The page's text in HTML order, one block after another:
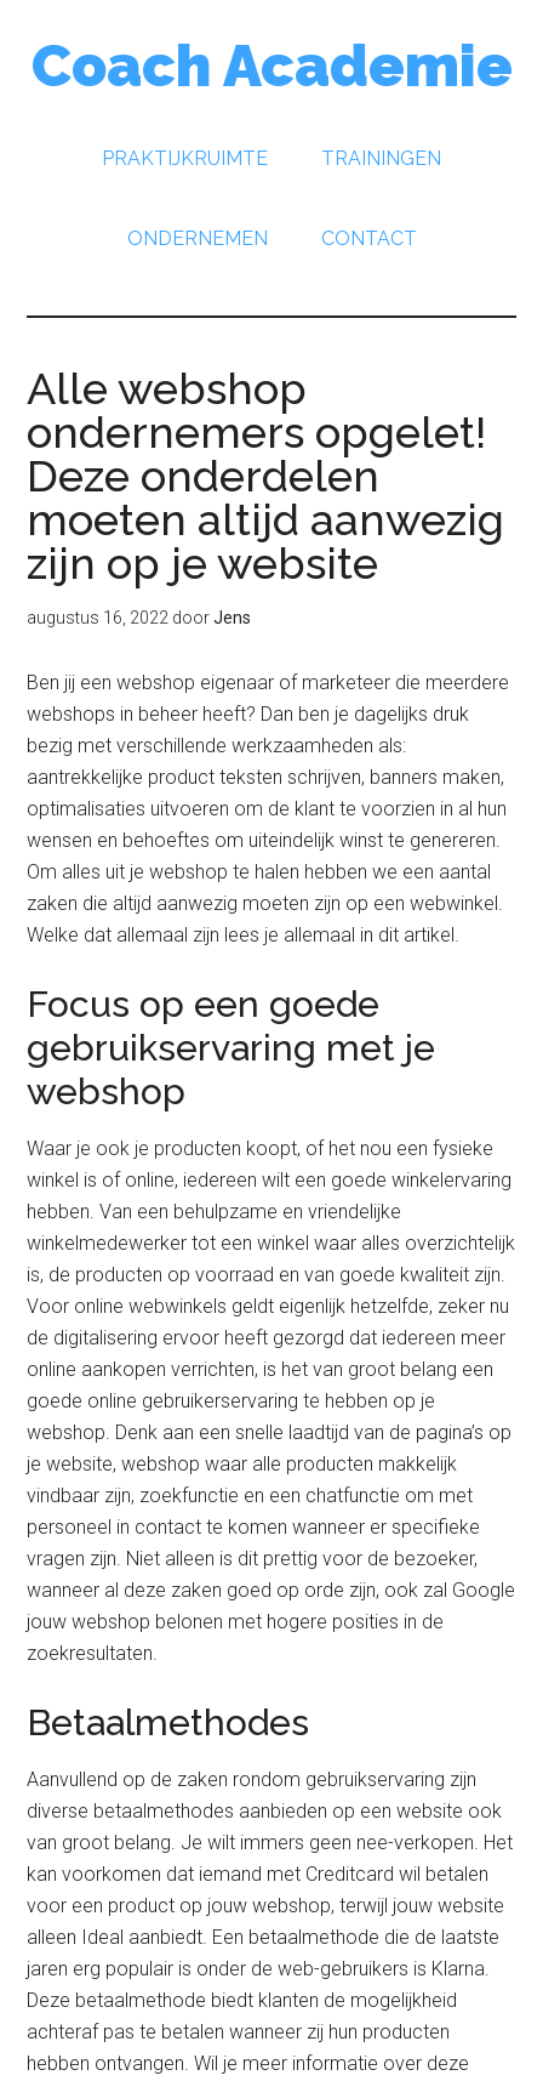
Coach Academie
PRAKTIJKRUIMTE TRAININGEN
ONDERNEMEN CONTACT
Alle webshop
ondernemers opgelet!
Deze onderdelen
moeten altijd aanwezig
zijn op je website
augustus 16, 2022 doorJens
Ben jij een webshop eigenaar of marketeer die meerdere
webshops in beheer heeft? Dan ben je dagelijks druk
bezig met verschillende werkzaamheden als:
aantrekkelijke product teksten schrijven, banners maken,
optimalisaties uitvoeren om de klant te voorzien in al hun
wensen en behoeftes om uiteindelijk winst te genereren.
Om alles uit je webshop te halen hebben we een aantal
zaken die altijd aanwezig moeten zijn op een webwinkel.
Welke dat allemaal zijn lees je allemaal in dit artikel.
Focus op een goede
gebruikservaring met je
webshop
Waar je ook je producten koopt, of het nou een fysieke
winkel is of online, iedereen wilt een goede winkelervaring
hebben. Van een behulpzame en vriendelijke
winkelmedewerker tot een winkel waar alles overzichtelijk
is, de producten op voorraad en van goede kwaliteit zijn.
Voor online webwinkels geldt eigenlijk hetzelfde, zeker nu
de digitalisering ervoor heeft gezorgd dat iedereen meer
online aankopen verrichten, is het van groot belang een
goede online gebruikerservaring te hebben op je
webshop. Denk aan een snelle laadtijd van de pagina’s op
je website, webshop waar alle producten makkelijk
vindbaar zijn, zoekfunctie en een chatfunctie om met
personeel in contact te komen wanneer er specifieke
vragen zijn. Niet alleen is dit prettig voor de bezoeker,
wanneer al deze zaken goed op orde zijn, ook zal Google
jouw webshop belonen met hogere posities in de
zoekresultaten.
Betaalmethodes
Aanvullend op de zaken rondom gebruikservaring zijn
diverse betaalmethodes aanbieden op een website ook
van groot belang. Je wilt immers geen nee-verkopen. Het
kan voorkomen dat iemand met Creditcard wil betalen
voor een product op jouw webshop, terwijl jouw website
alleen Ideal aanbiedt. Een betaalmethode die de laatste
jaren erg populair is onder de web-gebruikers is Klarna.
Deze betaalmethode biedt klanten de mogelijkheid
achteraf pas te betalen wanneer zij hun producten
hebben ontvangen. Wil je meer informatie over deze